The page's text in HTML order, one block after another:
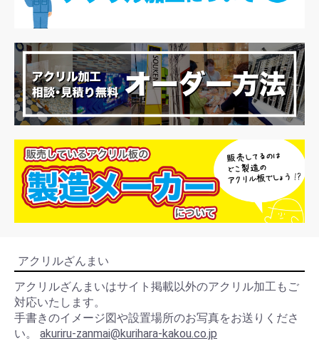
アクリルざんまい
アクリルざんまいはサイト掲載以外のアクリル加工もご
対応いたします。
手書きのイメージ図や設置場所のお写真をお送りくださ
い。 akuriru-zanmai@kurihara-kakou.co.jp